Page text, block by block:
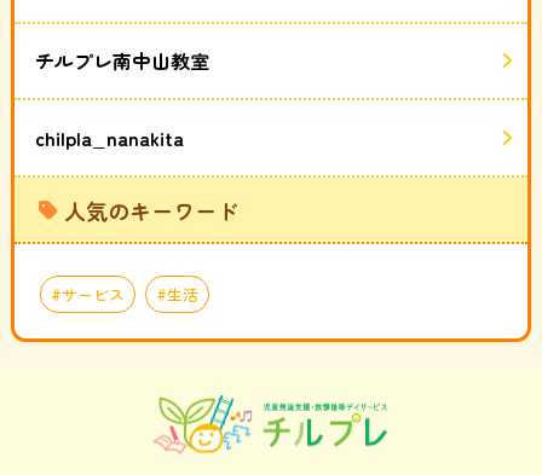
チルプレ南中山教室
chilpla_nanakita
人気のキーワード
サービス 生活